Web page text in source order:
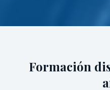
Formación